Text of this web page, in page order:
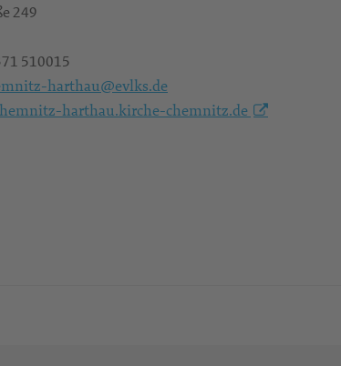
249
510015
harthau@evlks.de
harthau.kirche-chemnitz.de